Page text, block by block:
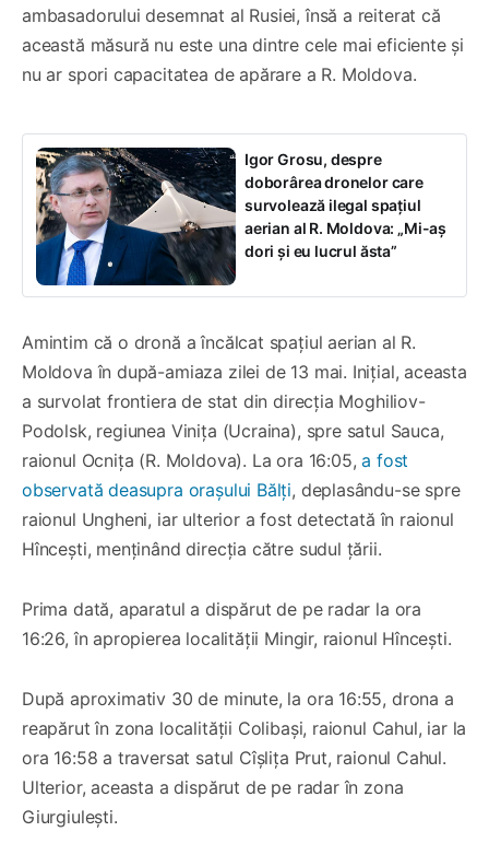
ambasadorului desemnat al Rusiei, însă a reiterat că
această măsură nu este una dintre cele mai eficiente și
nu ar spori capacitatea de apărare a R. Moldova.
Igor Grosu, despre
doborârea dronelor care
survolează ilegal spațiul
aerian al R. Moldova: „Mi-aș
dori și eu lucrul ăsta”
Amintim că o dronă a încălcat spațiul aerian al R.
Moldova în după-amiaza zilei de 13 mai. Inițial, aceasta
a survolat frontiera de stat din direcția Moghiliov-
Podolsk, regiunea Vinița (Ucraina), spre satul Sauca,
raionul Ocnița (R. Moldova). La ora 16:05, a fost
observată deasupra orașului Bălți, deplasându-se spre
raionul Ungheni, iar ulterior a fost detectată în raionul
Hîncești, menținând direcția către sudul țării.
Prima dată, aparatul a dispărut de pe radar la ora
16:26, în apropierea localității Mingir, raionul Hîncești.
După aproximativ 30 de minute, la ora 16:55, drona a
reapărut în zona localității Colibași, raionul Cahul, iar la
ora 16:58 a traversat satul Cîșlița Prut, raionul Cahul.
Ulterior, aceasta a dispărut de pe radar în zona
Giurgiulești.